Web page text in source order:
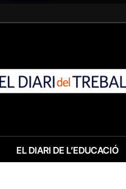
EL DIARI DE L’EDUCACIÓ